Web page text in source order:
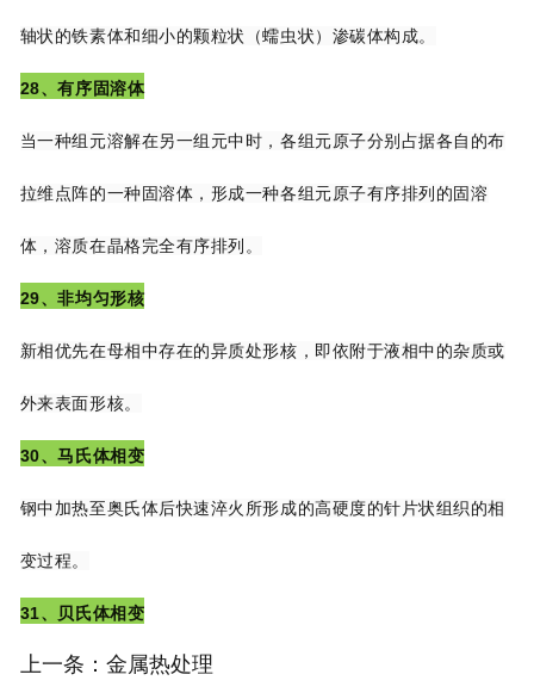
轴状的铁素体和细小的颗粒状（蠕虫状）渗碳体构成。
28、有序固溶体
当一种组元溶解在另一组元中时，各组元原子分别占据各自的布
拉维点阵的一种固溶体，形成一种各组元原子有序排列的固溶
体，溶质在晶格完全有序排列。
29、非均匀形核
新相优先在母相中存在的异质处形核，即依附于液相中的杂质或
外来表面形核。
30、马氏体相变
钢中加热至奥氏体后快速淬火所形成的高硬度的针片状组织的相
变过程。
31、贝氏体相变
上一条：金属热处理